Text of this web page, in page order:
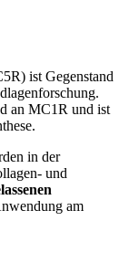
ist Gegenstand
an MC1R und ist
in der
und
am